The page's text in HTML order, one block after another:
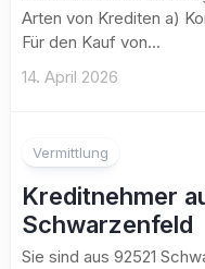
Arten von Krediten a)
Für den Kauf von...
14. April 2026
Vermittlung
Kreditnehmer
Schwarzenfeld
Sie sind aus 92521